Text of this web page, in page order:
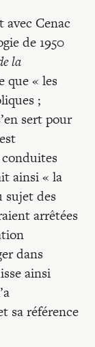
avec Cenac
de 1950
la
que « les
;
sert pour
ainsi « la
sujet des
arrêtées
dans
ainsi
sa référence